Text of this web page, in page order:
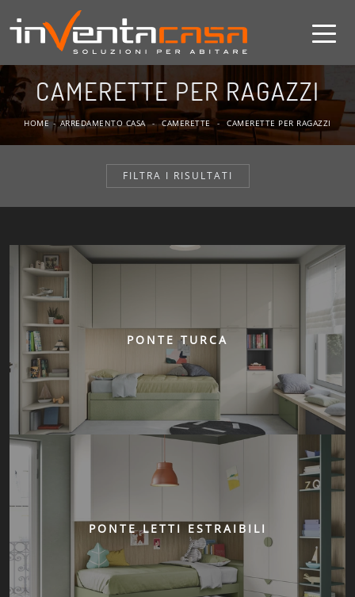
CAMERETTE PER RAGAZZI
HOME - ARREDAMENTO CASA - CAMERETTE - CAMERETTE PER RAGAZZI
FILTRA I RISULTATI
PONTE TURCA
PONTE LETTI ESTRAIBILI